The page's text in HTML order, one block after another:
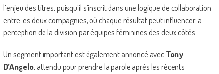
l’enjeu des titres, puisqu’il s’inscrit dans une logique de collaboration
entre les deux compagnies, où chaque résultat peut influencer la
perception de la division par équipes féminines des deux côtés.
Un segment important est également annoncé avecTony
D’Angelo, attendu pour prendre la parole après les récents